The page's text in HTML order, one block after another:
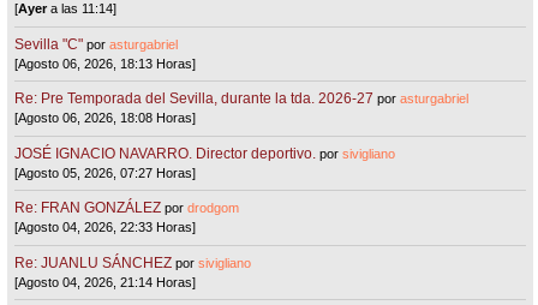
[Ayera las 11:14]
Sevilla "C"porasturgabriel
[Agosto 06, 2026, 18:13 Horas]
Re: Pre Temporada del Sevilla, durante la tda. 2026-27 porasturgabriel
[Agosto 06, 2026, 18:08 Horas]
JOSÉ IGNACIO NAVARRO. Director deportivo. porsivigliano
[Agosto 05, 2026, 07:27 Horas]
Re: FRAN GONZÁLEZ pordrodgom
[Agosto 04, 2026, 22:33 Horas]
Re: JUANLU SÁNCHEZ porsivigliano
[Agosto 04, 2026, 21:14 Horas]